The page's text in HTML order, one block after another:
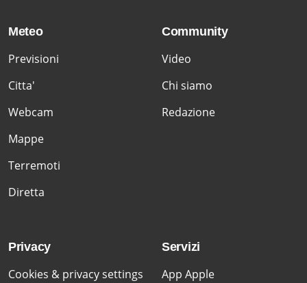
Meteo
Previsioni
Citta'
Webcam
Mappe
Terremoti
Diretta
Community
Video
Chi siamo
Redazione
Privacy
Cookies & privacy settings
Servizi
App Apple